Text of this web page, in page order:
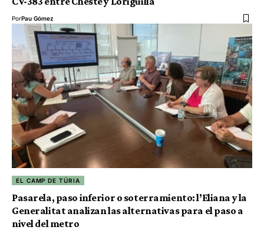
PorPau Gómez
EL CAMP DE TÚRIA
Pasarela, paso inferior o soterramiento: l’Eliana y la
Generalitat analizan las alternativas para el paso a
nivel del metro